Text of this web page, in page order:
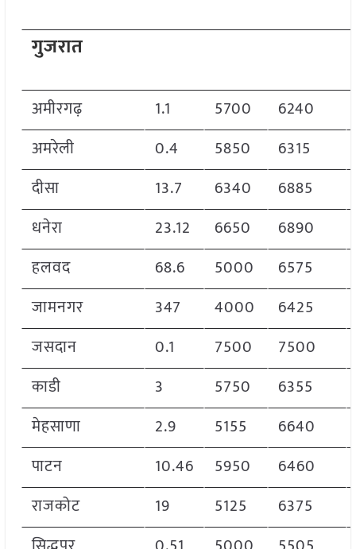
गुजरात
अमीरगढ़ 1.1 5700
6240
अमरेली
0.4 5850
6315
दीसा
13.7 6340
6885
धनेरा
23.12 6650
6890
हलवद
68.6 5000
6575
जामनगर
347 4000
6425
जसदान
0.1 7500
7500
काडी
3 5750
6355
मेहसाणा
2.9 5155
6640
पाटन
10.46 5950
6460
राजकोट
19 5125
6375